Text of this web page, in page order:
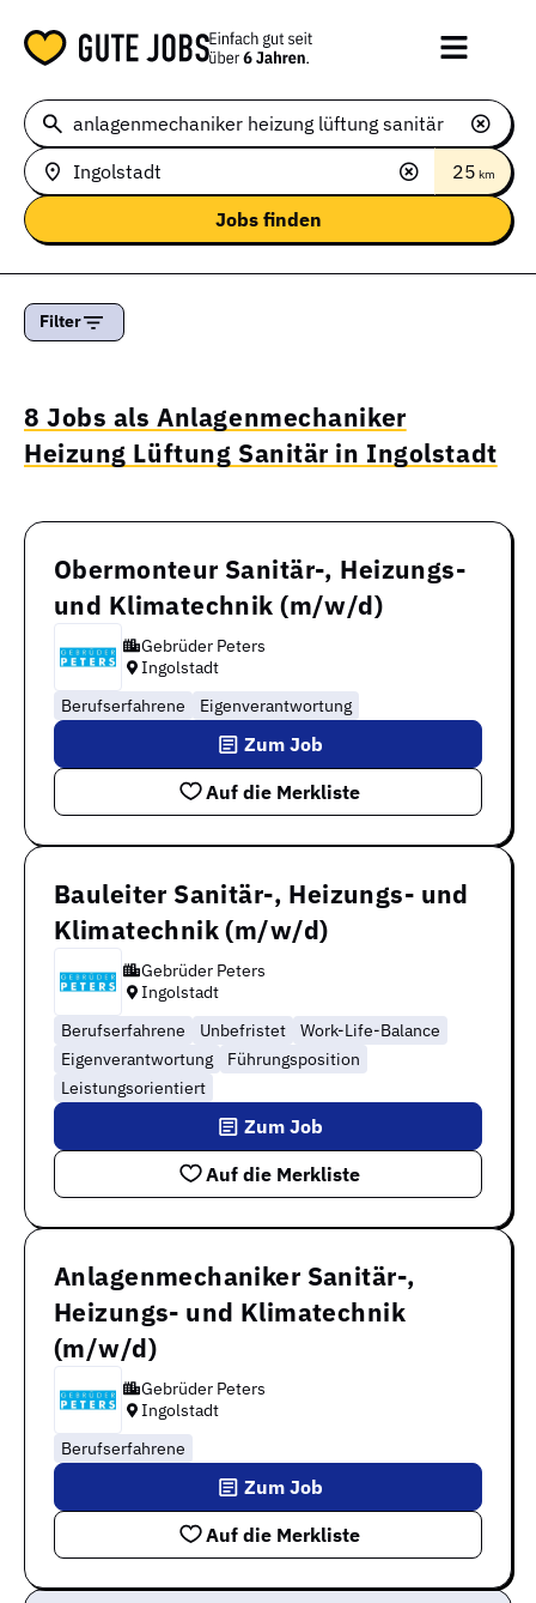
25 km
Filter
8 Jobs als Anlagenmechaniker
Heizung Lüftung Sanitär in Ingolstadt
Obermonteur Sanitär-, Heizungs-
und Klimatechnik (m/w/d)
Gebrüder Peters
Ingolstadt
Berufserfahrene
Eigenverantwortung
Auf die Merkliste
Zum Job
Bauleiter Sanitär-, Heizungs- und
Klimatechnik (m/w/d)
Gebrüder Peters
Ingolstadt
Berufserfahrene
Unbefristet
Work-Life-Balance
Eigenverantwortung
Führungsposition
Leistungsorientiert
Auf die Merkliste
Zum Job
Anlagenmechaniker Sanitär-,
Heizungs- und Klimatechnik
(m/w/d)
Gebrüder Peters
Ingolstadt
Berufserfahrene
Auf die Merkliste
Zum Job